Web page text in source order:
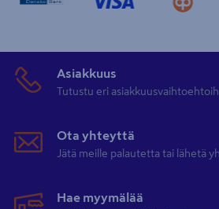
Asiakkuus
Tutustu eri
Ota yhteyttä
Jätä meille palautetta tai lähetä
Hae myymälää